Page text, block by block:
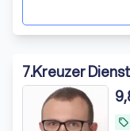
7.Kreuzer
local_offer